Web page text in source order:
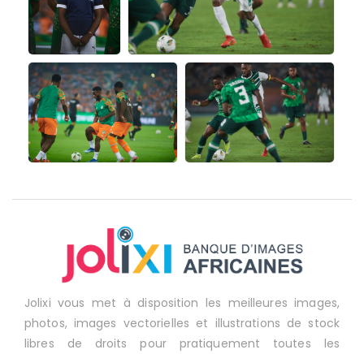
Jolixi vous met à disposition les meilleures images,
photos, images vectorielles et illustrations de stock
libres de droits pour pratiquement toutes les